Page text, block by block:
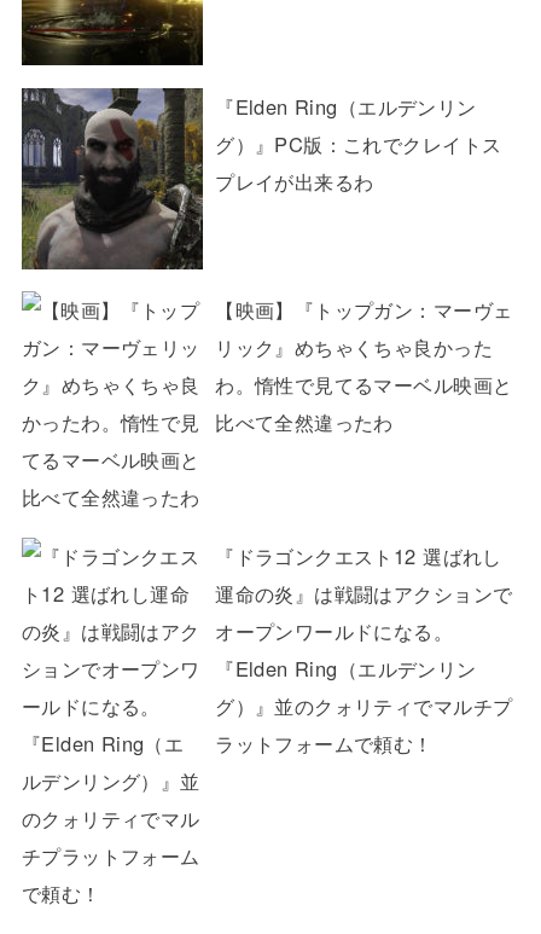
『Elden Ring（エルデンリン
グ）』PC版：これでクレイトス
プレイが出来るわ
【映画】『トップガン：マーヴェ
リック』めちゃくちゃ良かった
わ。惰性で見てるマーベル映画と
比べて全然違ったわ
『ドラゴンクエスト12 選ばれし
運命の炎』は戦闘はアクションで
オープンワールドになる。
『Elden Ring（エルデンリン
グ）』並のクォリティでマルチプ
ラットフォームで頼む！